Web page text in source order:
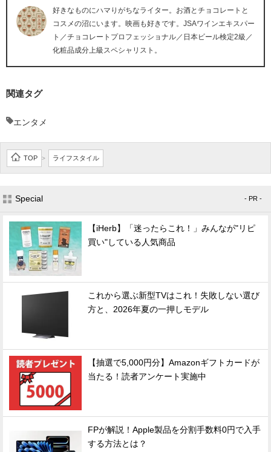
好きなものにハマりがちなライター。お酒とチョコレートと
コスメの沼にいます。映画も好きです。JSAワインエキスパー
ト／チョコレートプロフェッショナル／日本ビール検定2級／
化粧品成分上級スペシャリスト。
関連タグ
エンタメ
TOP > ライフスタイル
Special - PR -
【iHerb】「迷ったらこれ！」みんなが"リピ
買い"している人気商品
これから選ぶ新型TVはこれ！失敗しない選び
方と、2026年夏の一押しモデル
【抽選で5,000円分】Amazonギフトカードが
当たる！読者アンケート実施中
FPが解説！Apple製品を分割手数料0円で入手
する方法とは？